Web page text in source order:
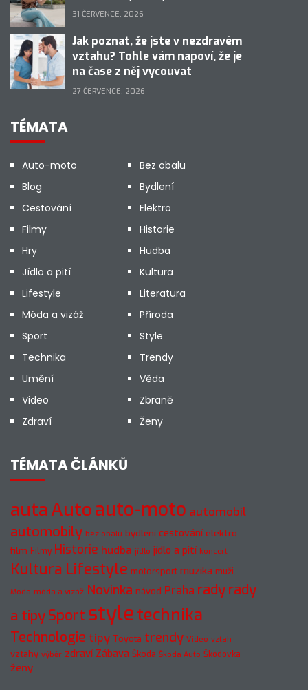
31 ČERVENCE, 2026
Jak poznat, že jste v nezdravém
vztahu? Tohle vám napoví, že je
na čase z něj vycouvat
27 ČERVENCE, 2026
TÉMATA
Auto-moto
Bez obalu
Blog
Bydlení
Cestování
Elektro
Filmy
Historie
Hry
Hudba
Jídlo a pití
Kultura
Lifestyle
Literatura
Móda a vizáž
Příroda
Sport
Style
Technika
Trendy
Umění
Věda
Video
Zbraně
Zdraví
Ženy
TÉMATA ČLÁNKŮ
autaAutoauto-moto automobil
automobily bez obalu bydlení cestování elektro
film Filmy Historie hudba jídlo jídlo a pití koncert
Kultura Lifestyle motorsport muzika muži
Móda móda a vizáž Novinka návod Praha radyrady
a tipySport styletechnika
Technologie tipy Toyota trendy Video vztah
vztahy výběr zdraví Zábava Škoda Škoda Auto Škodovka
ženy